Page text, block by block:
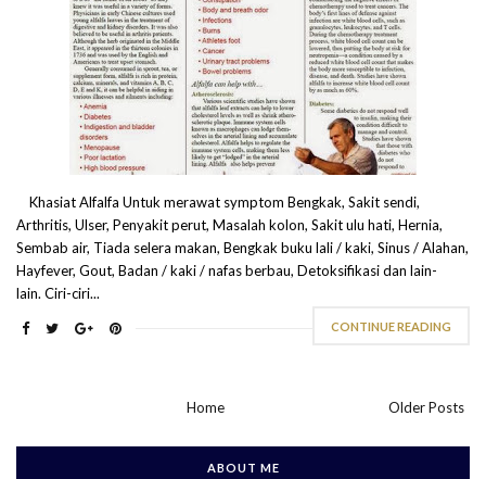
Khasiat Alfalfa Untuk merawat symptom Bengkak, Sakit sendi,
Arthritis, Ulser, Penyakit perut, Masalah kolon, Sakit ulu hati, Hernia,
Sembab air, Tiada selera makan, Bengkak buku lali / kaki, Sinus / Alahan,
Hayfever, Gout, Badan / kaki / nafas berbau, Detoksifikasi dan lain-
lain. Ciri-ciri...
CONTINUE READING
Older Posts
Home
ABOUT ME